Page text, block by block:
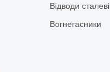
Відводи сталеві
Вогнегасники